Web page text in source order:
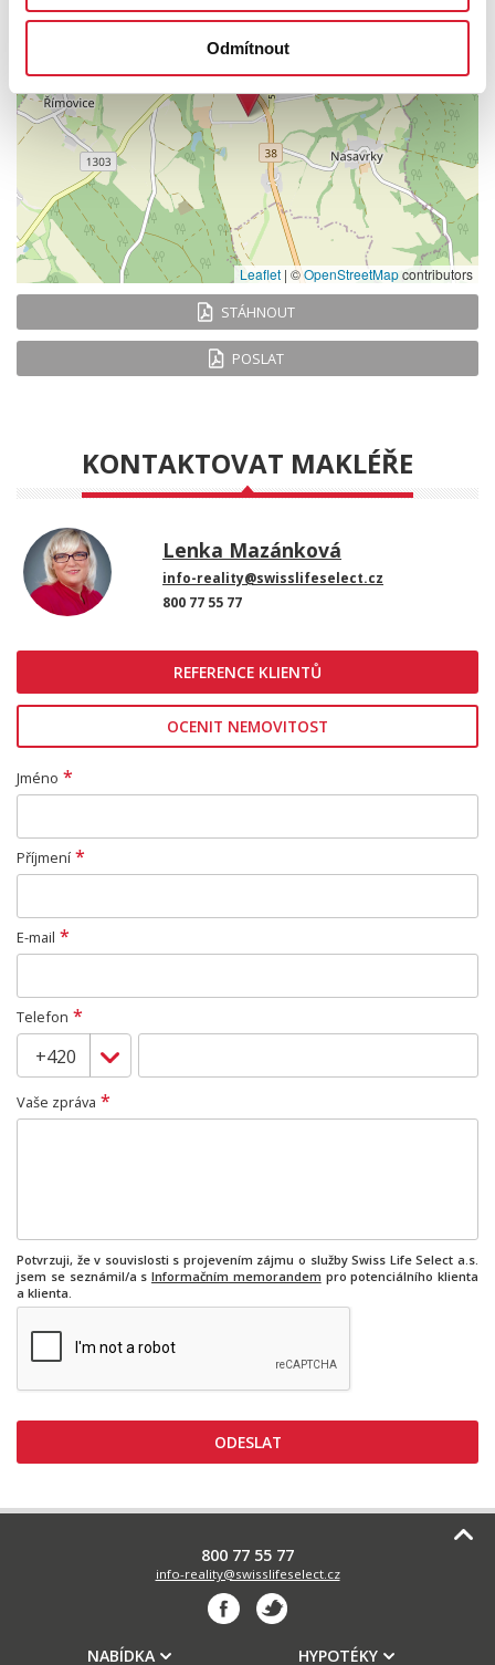
Odmítnout
−
Leaflet | ©OpenStreetMapcontributors
STÁHNOUT
POSLAT
KONTAKTOVAT MAKLÉŘE
Lenka Mazánková
info-reality@swisslifeselect.cz
800 77 55 77
REFERENCE KLIENTŮ
OCENIT NEMOVITOST
Jméno *
Příjmení *
E-mail *
Telefon *
Vaše zpráva *
Potvrzuji, že v souvislosti s projevením zájmu o služby Swiss Life Select a.s.
jsem se seznámil/a s Informačním memorandem pro potenciálního klienta
a klienta.
800 77 55 77
info-reality@swisslifeselect.cz
NABÍDKA HYPOTÉKY